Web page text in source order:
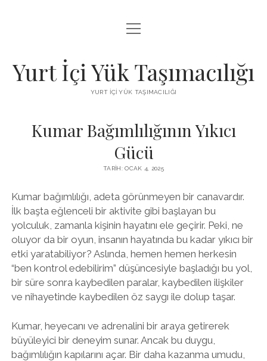
BEDAVA FACEBOOK BEĞENI KAZANMA
FACEBOOK SAYFA BEĞENDIRME HILESI İNDIR
menüyü
aç
Yurt İçi Yük Taşımacılığı
YURT İÇI YÜK TAŞIMACILIĞI
Kumar Bağımlılığının Yıkıcı
Gücü
TARIH: OCAK 4, 2025
Kumar bağımlılığı, adeta görünmeyen bir canavardır.
İlk başta eğlenceli bir aktivite gibi başlayan bu
yolculuk, zamanla kişinin hayatını ele geçirir. Peki, ne
oluyor da bir oyun, insanın hayatında bu kadar yıkıcı bir
etki yaratabiliyor? Aslında, hemen hemen herkesin
“ben kontrol edebilirim” düşüncesiyle başladığı bu yol,
bir süre sonra kaybedilen paralar, kaybedilen ilişkiler
ve nihayetinde kaybedilen öz saygı ile dolup taşar.
Kumar, heyecanı ve adrenalini bir araya getirerek
büyüleyici bir deneyim sunar. Ancak bu duygu,
bağımlılığın kapılarını açar. Bir daha kazanma umudu,